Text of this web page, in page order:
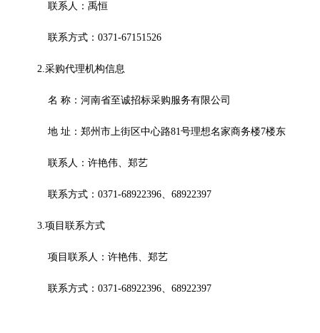
联系人：禹恒
联系方式： 0371-67151526
2.采购代理机构信息
名 称： 河南省至诚招标采购服务有限公司
地 址： 郑州市上街区中心路81号理想名家商务楼7楼东
联系人：许艳伟、郑艺
联系方式： 0371-68922396、68922397
3.项目联系方式
项目联系人：许艳伟、郑艺
联系方式： 0371-68922396、68922397